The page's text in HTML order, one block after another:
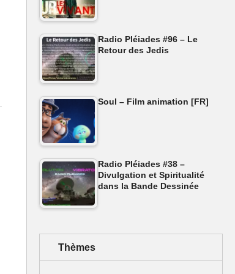
Radio Pléiades #96 – Le
Retour des Jedis
Soul – Film animation [FR]
Radio Pléiades #38 –
Divulgation et Spiritualité
dans la Bande Dessinée
Thèmes